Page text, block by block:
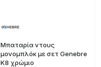
Μπαταρία ντους
μονομπλόκ με σετ Genebre
K8 χρώμιο